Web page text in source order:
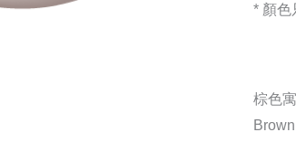
* 顏色
棕色